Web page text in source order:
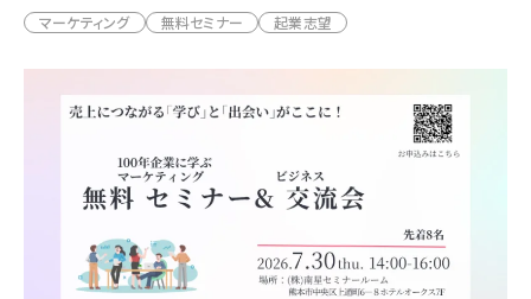
マーケティング 無料セミナー 起業志望